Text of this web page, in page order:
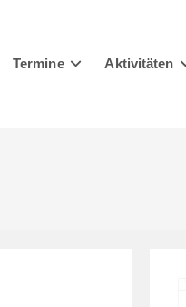
Termine Aktivitäten